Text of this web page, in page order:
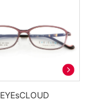
EYEsCLOUD